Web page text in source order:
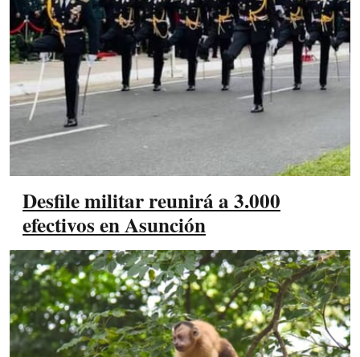
Desfile militar reunirá a 3.000
efectivos en Asunción